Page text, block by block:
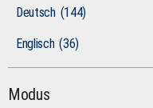
Deutsch (144)
Englisch (36)
Modus